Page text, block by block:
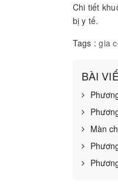
Chi tiết
bị y tế.
Tags :gia
BÀI
Màn